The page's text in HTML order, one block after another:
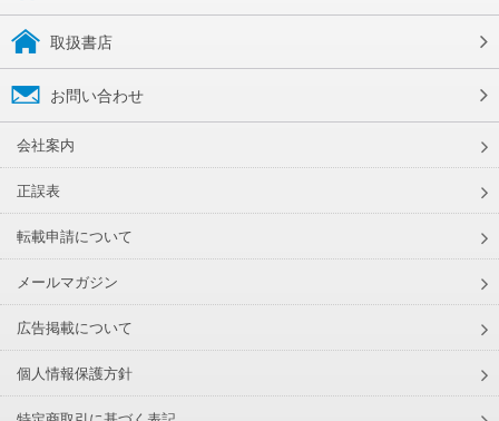
取扱書店
お問い合わせ
会社案内
正誤表
転載申請について
メールマガジン
広告掲載について
個人情報保護方針